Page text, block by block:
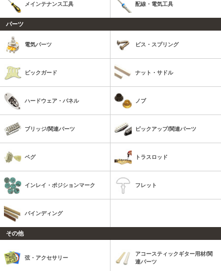
メインテナンス工具 配線・電気工具
パーツ
電気パーツ ビス・スプリング
ピックガード ナット・サドル
ハードウェア・パネル ノブ
ブリッジ/関連パーツ ピックアップ/関連パーツ
ペグ トラスロッド
インレイ・ポジションマーク フレット
バインディング
その他
弦・アクセサリー
アコースティックギター用材/関
連パーツ